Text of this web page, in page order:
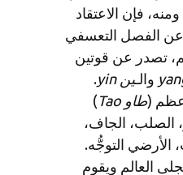
فإن الاعتقاد
عن الفصل التعسفي
تصدر عن قوتين
والـين yin
.
(طاو Tao
)
الصلب، الجاف،
الأرضي التوجُّه.
العالم ويقوم